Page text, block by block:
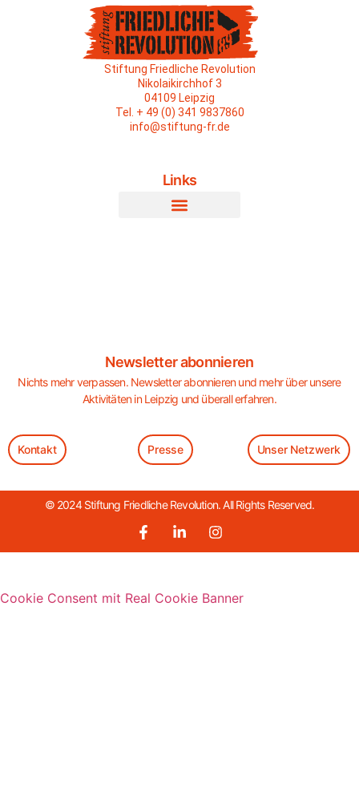
Stiftung Friedliche Revolution
Nikolaikirchhof 3
04109 Leipzig
Tel. + 49 (0) 341 9837860
info@stiftung-fr.de
Links
Newsletter abonnieren
Nichts mehr verpassen. Newsletter abonnieren und mehr über unsere
Aktivitäten in Leipzig und überall erfahren.
Kontakt Presse Unser Netzwerk
© 2024 Stiftung Friedliche Revolution. All Rights Reserved.
Cookie Consent mit Real Cookie Banner